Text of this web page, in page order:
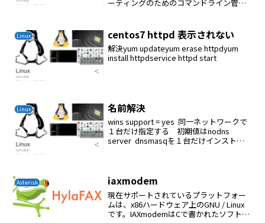
ーティングのためのコマンドライン管理
yahoo.co.jpckenko25@ch...
Linux centos7 httpd 表示されない
解決yum updateyum erase httpdyum
install httpdservice httpd start
Linux 名前解決
wins support = yes 同一ネットワークで
１台だけ指定する 初期値はnodns
server dnsmasqを１台だけインストー
Asterisk iaxmodem
現在サポートされているプラ​​ットフォー
ムは、x86ハードウェア上のGNU / Linux
です。IAXmodemはCで書かれたソフトウ